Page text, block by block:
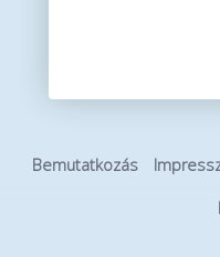
Bemutatkozás